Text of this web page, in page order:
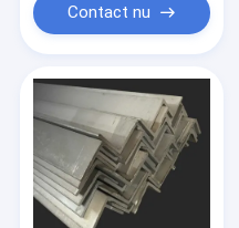
Contact nu